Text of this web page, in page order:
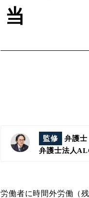
当
監修
弁護士
弁護士法人
労働者に時間外労働（